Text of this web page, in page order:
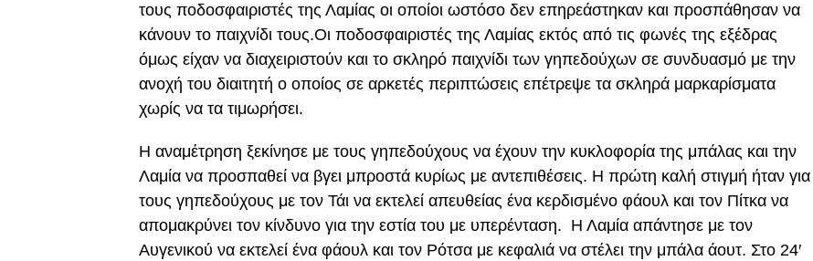
τους ποδοσφαιριστές της Λαμίας οι οποίοι ωστόσο δεν επηρεάστηκαν και προσπάθησαν να
κάνουν το παιχνίδι τους.Οι ποδοσφαιριστές της Λαμίας εκτός από τις φωνές της εξέδρας
όμως είχαν να διαχειριστούν και το σκληρό παιχνίδι των γηπεδούχων σε συνδυασμό με την
ανοχή του διαιτητή ο οποίος σε αρκετές περιπτώσεις επέτρεψε τα σκληρά μαρκαρίσματα
χωρίς να τα τιμωρήσει.
Η αναμέτρηση ξεκίνησε με τους γηπεδούχους να έχουν την κυκλοφορία της μπάλας και την
Λαμία να προσπαθεί να βγει μπροστά κυρίως με αντεπιθέσεις. Η πρώτη καλή στιγμή ήταν για
τους γηπεδούχους με τον Τάι να εκτελεί απευθείας ένα κερδισμένο φάουλ και τον Πίτκα να
απομακρύνει τον κίνδυνο για την εστία του με υπερένταση. Η Λαμία απάντησε με τον
Αυγενικού να εκτελεί ένα φάουλ και τον Ρότσα με κεφαλιά να στέλει την μπάλα άουτ. Στο 24′